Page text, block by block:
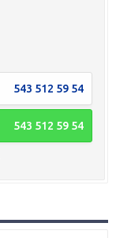
543 512 59 54
543 512 59 54